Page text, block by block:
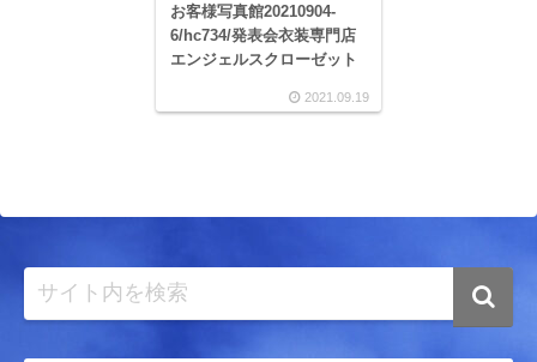
お客様写真館20210904-
6/hc734/発表会衣装専門店
エンジェルスクローゼット
2021.09.19